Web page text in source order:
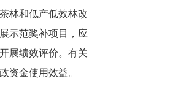
林和低产低效林改
示范奖补项目，应
展绩效评价。有关
资金使用效益。